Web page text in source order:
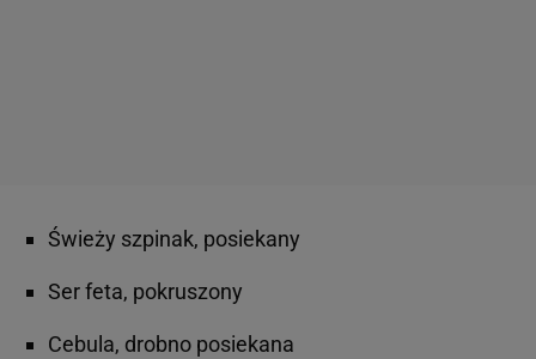
Świeży szpinak, posiekany
Ser feta, pokruszony
Cebula, drobno posiekana